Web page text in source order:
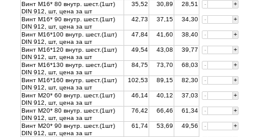
Винт М16* 80 внутр. шест.(1шт)
DIN 912, шт, цена за шт
35,52 30,89 28,51 - +
Винт М16* 90 внутр. шест.(1шт)
DIN 912, шт, цена за шт
42,73 37,15 34,30 - +
Винт М16*100 внутр. шест.(1шт)
DIN 912, шт, цена за шт
47,84 41,60 38,40 - +
Винт М16*120 внутр. шест.(1шт)
DIN 912, шт, цена за шт
49,54 43,08 39,77 - +
Винт М16*130 внутр. шест.(1шт)
DIN 912, шт, цена за шт
84,75 73,70 68,03 - +
Винт М16*160 внутр. шест.(1шт)
DIN 912, шт, цена за шт
102,53 89,15 82,30 - +
Винт М20* 60 внутр. шест.(1шт)
DIN 912, шт, цена за шт
46,14 40,12 37,03 - +
Винт М20* 80 внутр. шест.(1шт)
DIN 912, шт, цена за шт
76,42 66,46 61,34 - +
Винт М20* 90 внутр. шест.(1шт)
DIN 912, шт, цена за шт
61,74 53,69 49,56 - +